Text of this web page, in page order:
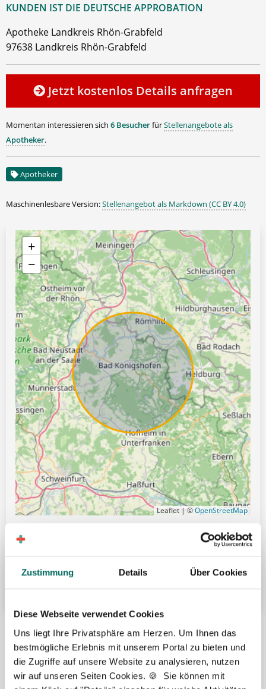
Zustimmung Details Über Cookies
Diese Webseite verwendet Cookies
Uns liegt Ihre Privatsphäre am Herzen. Um Ihnen das
bestmögliche Erlebnis mit unserem Portal zu bieten und
die Zugriffe auf unsere Website zu analysieren, nutzen
wir auf unseren Seiten Cookies. 🍪 Sie können mit
KUNDEN IST DIE DEUTSCHE APPROBATION
Apotheke Landkreis Rhön-Grabfeld
97638 Landkreis Rhön-Grabfeld
Jetzt kostenlos Details anfragen
Momentan interessieren sich 6 BesucherfürStellenangebote als
Apotheker.
Apotheker
Maschinenlesbare Version:Stellenangebot als Markdown (CC BY 4.0)
+
−
Leaflet | ©OpenStreetMap
Gute Erreichbarkeit mit öffentlichen Verkehrsmitteln
Hier finden Sie aktuelle Stellenangebote in Ihrer
Wunschregion:
Berlin |Biberach|Dinslaken |Dortmund| Erfurt |Essen|Fürth
Hamburg |Hannover|Heilbronn| Ingolstadt |Kassel | Lübeck|